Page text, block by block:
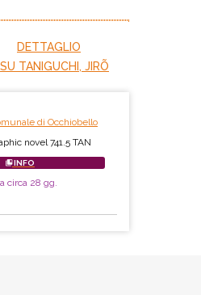
DETTAGLIO
SU TANIGUCHI, JIRÕ
di Occhiobello
novel 741.5 TAN
INFO
circa 28 gg.